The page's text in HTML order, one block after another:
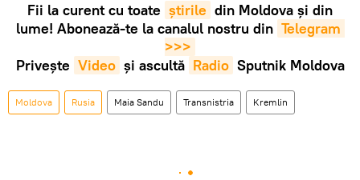
Fii la curent cu toate știrile din Moldova și din
lume! Abonează-te la canalul nostru din Telegram
>>>
Privește Video și ascultă Radio Sputnik Moldova
Moldova Rusia Maia Sandu Transnistria Kremlin